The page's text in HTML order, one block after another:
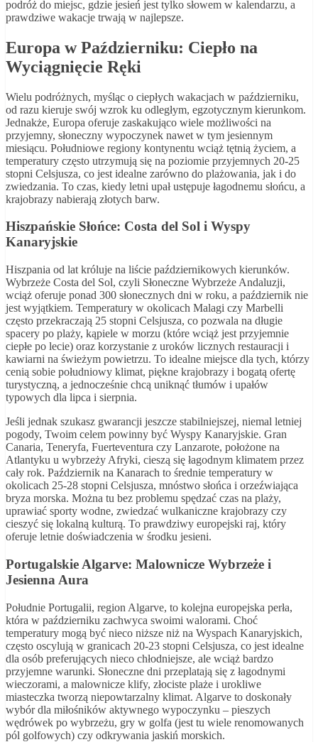
podróż do miejsc, gdzie jesień jest tylko słowem w kalendarzu, a
prawdziwe wakacje trwają w najlepsze.
Europa w Październiku: Ciepło na
Wyciągnięcie Ręki
Wielu podróżnych, myśląc o ciepłych wakacjach w październiku,
od razu kieruje swój wzrok ku odległym, egzotycznym kierunkom.
Jednakże, Europa oferuje zaskakująco wiele możliwości na
przyjemny, słoneczny wypoczynek nawet w tym jesiennym
miesiącu. Południowe regiony kontynentu wciąż tętnią życiem, a
temperatury często utrzymują się na poziomie przyjemnych 20-25
stopni Celsjusza, co jest idealne zarówno do plażowania, jak i do
zwiedzania. To czas, kiedy letni upał ustępuje łagodnemu słońcu, a
krajobrazy nabierają złotych barw.
Hiszpańskie Słońce: Costa del Sol i Wyspy
Kanaryjskie
Hiszpania od lat króluje na liście październikowych kierunków.
Wybrzeże Costa del Sol, czyli Słoneczne Wybrzeże Andaluzji,
wciąż oferuje ponad 300 słonecznych dni w roku, a październik nie
jest wyjątkiem. Temperatury w okolicach Malagi czy Marbelli
często przekraczają 25 stopni Celsjusza, co pozwala na długie
spacery po plaży, kąpiele w morzu (które wciąż jest przyjemnie
ciepłe po lecie) oraz korzystanie z uroków licznych restauracji i
kawiarni na świeżym powietrzu. To idealne miejsce dla tych, którzy
cenią sobie południowy klimat, piękne krajobrazy i bogatą ofertę
turystyczną, a jednocześnie chcą uniknąć tłumów i upałów
typowych dla lipca i sierpnia.
Jeśli jednak szukasz gwarancji jeszcze stabilniejszej, niemal letniej
pogody, Twoim celem powinny być Wyspy Kanaryjskie. Gran
Canaria, Teneryfa, Fuerteventura czy Lanzarote, położone na
Atlantyku u wybrzeży Afryki, cieszą się łagodnym klimatem przez
cały rok. Październik na Kanarach to średnie temperatury w
okolicach 25-28 stopni Celsjusza, mnóstwo słońca i orzeźwiająca
bryza morska. Można tu bez problemu spędzać czas na plaży,
uprawiać sporty wodne, zwiedzać wulkaniczne krajobrazy czy
cieszyć się lokalną kulturą. To prawdziwy europejski raj, który
oferuje letnie doświadczenia w środku jesieni.
Portugalskie Algarve: Malownicze Wybrzeże i
Jesienna Aura
Południe Portugalii, region Algarve, to kolejna europejska perła,
która w październiku zachwyca swoimi walorami. Choć
temperatury mogą być nieco niższe niż na Wyspach Kanaryjskich,
często oscylują w granicach 20-23 stopni Celsjusza, co jest idealne
dla osób preferujących nieco chłodniejsze, ale wciąż bardzo
przyjemne warunki. Słoneczne dni przeplatają się z łagodnymi
wieczorami, a malownicze klify, złociste plaże i urokliwe
miasteczka tworzą niepowtarzalny klimat. Algarve to doskonały
wybór dla miłośników aktywnego wypoczynku – pieszych
wędrówek po wybrzeżu, gry w golfa (jest tu wiele renomowanych
pól golfowych) czy odkrywania jaskiń morskich.